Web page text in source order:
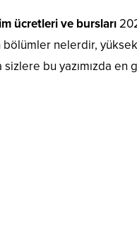
ücretleri ve bursları
nelerdir,
bu yazımızda